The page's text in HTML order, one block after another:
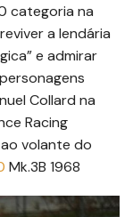
categoria na
a lendária
e admirar
Collard na
Racing
volante do
Mk.3B 1968